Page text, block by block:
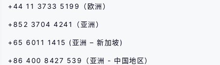
+44 11 3733 5199（欧洲）
+852 3704 4241（亚洲）
+65 6011 1415 (亚洲 – 新加坡)
+86 400 8427 539（亚洲 - 中国地区）